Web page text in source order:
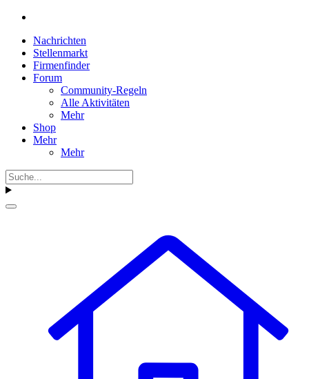
Nachrichten
Stellenmarkt
Firmenfinder
Forum
Community-Regeln
Alle Aktivitäten
Mehr
Shop
Mehr
Mehr